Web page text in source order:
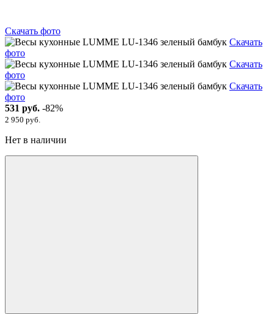
Скачать фото
Скачать
фото
Скачать
фото
Скачать
фото
531 руб. -82%
2 950 руб.
Нет в наличии